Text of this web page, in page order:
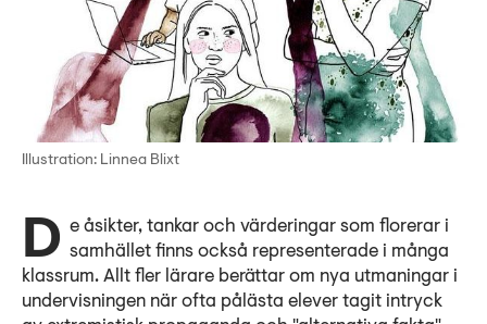
Lyssna
Teckenspråk
Lättläst
Illustration: Linnea Blixt
De åsikter, tankar och värderingar som florerar i samhället finns också representerade i många
klassrum. Allt fler lärare berättar om nya utmaningar i
undervisningen när ofta pålästa elever tagit intryck